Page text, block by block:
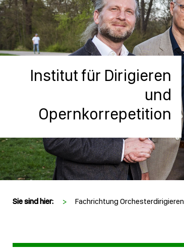
Institut für Dirigieren
und
Opernkorrepetition
Sie sind hier: > Fachrichtung Orchesterdirigieren